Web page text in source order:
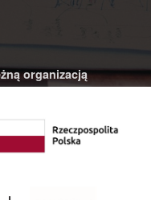
organizacją